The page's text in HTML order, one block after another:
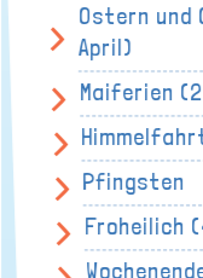
Ostern und
April)
Maiferien
Pfingsten
Froheilich